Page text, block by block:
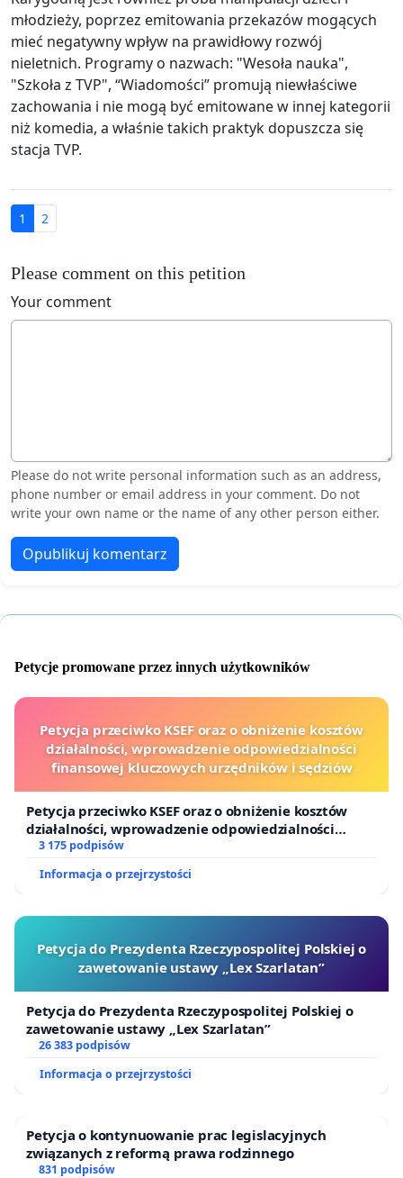
młodzieży, poprzez emitowania przekazów mogących
mieć negatywny wpływ na prawidłowy rozwój
nieletnich. Programy o nazwach: "Wesoła nauka",
"Szkoła z TVP", “Wiadomości” promują niewłaściwe
zachowania i nie mogą być emitowane w innej kategorii
niż komedia, a właśnie takich praktyk dopuszcza się
stacja TVP.
1 2
Please comment on this petition
Your comment
Please do not write personal information such as an address,
phone number or email address in your comment. Do not
write your own name or the name of any other person either.
Opublikuj komentarz
Petycje promowane przez innych użytkowników
Petycja przeciwko KSEF oraz o obniżenie kosztów
działalności, wprowadzenie odpowiedzialności
finansowej kluczowych urzędników i sędziów
Petycja przeciwko KSEF oraz o obniżenie kosztów
działalności, wprowadzenie odpowiedzialności
finansowej kluczowych urzędników i sędziów
3 175 podpisów
Informacja o przejrzystości
Petycja do Prezydenta Rzeczypospolitej Polskiej o
zawetowanie ustawy „Lex Szarlatan”
Petycja do Prezydenta Rzeczypospolitej Polskiej o
zawetowanie ustawy „Lex Szarlatan”
26 383 podpisów
Informacja o przejrzystości
Petycja o kontynuowanie prac legislacyjnych
związanych z reformą prawa rodzinnego
831 podpisów